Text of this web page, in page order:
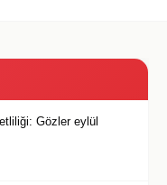
Gözler eylül